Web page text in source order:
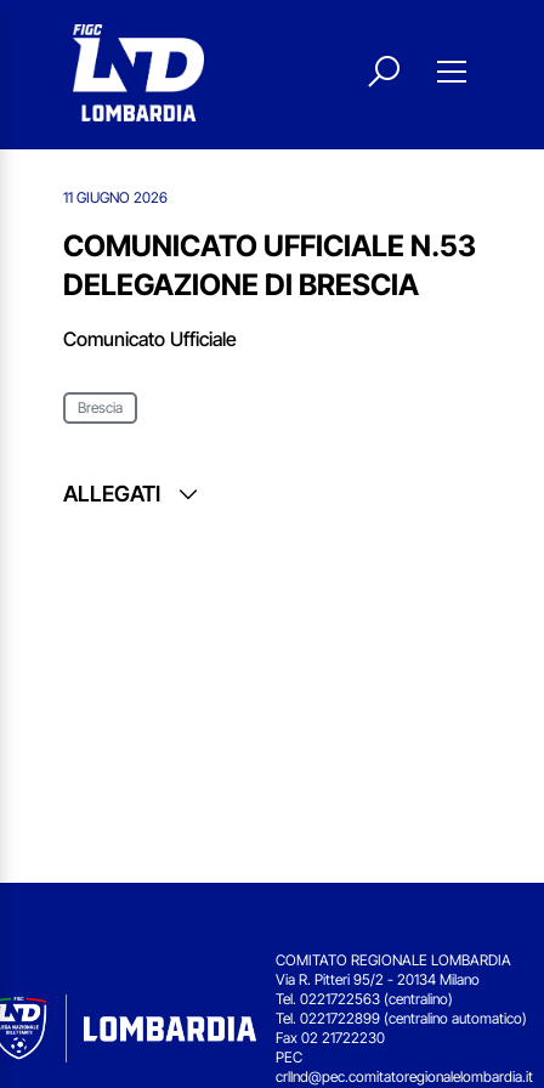
11 GIUGNO 2026
COMUNICATO UFFICIALE N.53
DELEGAZIONE DI BRESCIA
Comunicato Ufficiale
Brescia
ALLEGATI
COMITATO REGIONALE LOMBARDIA
Via R. Pitteri 95/2 - 20134 Milano
Tel. 0221722563 (centralino)
Tel. 0221722899 (centralino automatico)
Fax 02 21722230
PEC
crllnd@pec.comitatoregionalelombardia.it